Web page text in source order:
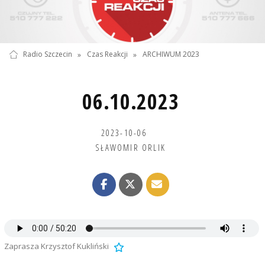
Radio Szczecin » Czas Reakcji » ARCHIWUM 2023
06.10.2023
2023-10-06
SŁAWOMIR ORLIK
Zaprasza Krzysztof Kukliński